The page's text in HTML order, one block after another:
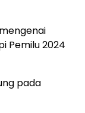
Pemilu 2024
pada